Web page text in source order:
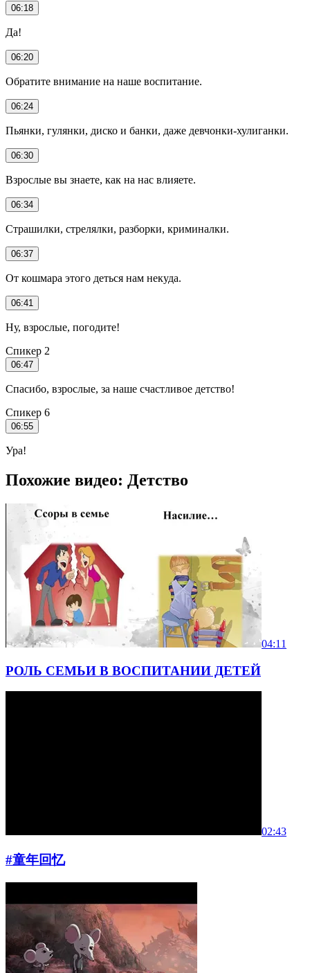
06:18
Да!
06:20
Обратите внимание на наше воспитание.
06:24
Пьянки, гулянки, диско и банки, даже девчонки-хулиганки.
06:30
Взрослые вы знаете, как на нас влияете.
06:34
Страшилки, стрелялки, разборки, криминалки.
06:37
От кошмара этого деться нам некуда.
06:41
Ну, взрослые, погодите!
Спикер 2
06:47
Спасибо, взрослые, за наше счастливое детство!
Спикер 6
06:55
Ура!
Похожие видео: Детство
04:11
РОЛЬ СЕМЬИ В ВОСПИТАНИИ ДЕТЕЙ
02:43
#童年回忆